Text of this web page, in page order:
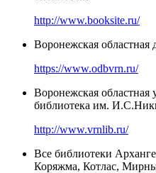
http://www.booksite.ru/
Воронежская областная
https://www.odbvrn.ru/
Воронежская областная
библиотека им.
http://www.vrnlib.ru/
Все библиотеки
Коряжма, Котлас,